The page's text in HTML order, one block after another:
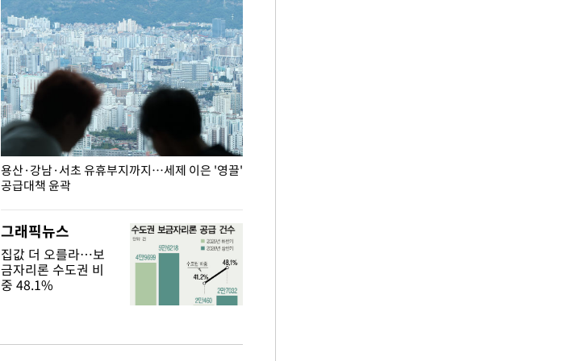
용산·강남·서초 유휴부지까지…세제 이은 '영끌'
공급대책 윤곽
그래픽뉴스
집값 더 오를라…보
금자리론 수도권 비
중 48.1%